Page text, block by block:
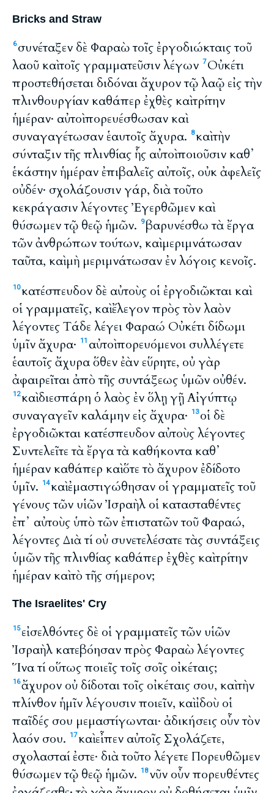
Bricks and Straw
6 συνέταξεν δὲ Φαραὼ τοῖς ἐργοδιώκταις τοῦ
λαοῦ καὶ τοῖς γραμματεῦσιν λέγων 7 Οὐκέτι
προστεθήσεται διδόναι ἄχυρον τῷ λαῷ εἰς τὴν
πλινθουργίαν καθάπερ ἐχθὲς καὶ τρίτην
ἡμέραν· αὐτοὶ πορευέσθωσαν καὶ
συναγαγέτωσαν ἑαυτοῖς ἄχυρα.
8καὶ τὴν
σύνταξιν τῆς πλινθίας ἧς αὐτοὶ ποιοῦσιν καθ᾽
ἑκάστην ἡμέραν ἐπιβαλεῖς αὐτοῖς, οὐκ ἀφελεῖς
οὐδέν· σχολάζουσιν γάρ, διὰ τοῦτο
κεκράγασιν λέγοντες Ἐγερθῶμεν καὶ
θύσωμεν τῷ θεῷ ἡμῶν.
9 βαρυνέσθω τὰ ἔργα
τῶν ἀνθρώπων τούτων, καὶ μεριμνάτωσαν
ταῦτα, καὶ μὴ μεριμνάτωσαν ἐν λόγοις κενοῖς.
10κατέσπευδον δὲ αὐτοὺς οἱ ἐργοδιῶκται καὶ
οἱ γραμματεῖς, καὶ ἔλεγον πρὸς τὸν λαὸν
λέγοντες Τάδε λέγει Φαραώ Οὐκέτι δίδωμι
ὑμῖν ἄχυρα·
11 αὐτοὶ πορευόμενοι συλλέγετε
ἑαυτοῖς ἄχυρα ὅθεν ἐὰν εὕρητε, οὐ γὰρ
ἀφαιρεῖται ἀπὸ τῆς συντάξεως ὑμῶν οὐθέν.
12καὶ διεσπάρη ὁ λαὸς ἐν ὅλῃ γῇ Αἰγύπτῳ
συναγαγεῖν καλάμην εἰς ἄχυρα·
13 οἱ δὲ
ἐργοδιῶκται κατέσπευδον αὐτοὺς λέγοντες
Συντελεῖτε τὰ ἔργα τὰ καθήκοντα καθ᾽
ἡμέραν καθάπερ καὶ ὅτε τὸ ἄχυρον ἐδίδοτο
ὑμῖν.
14καὶ ἐμαστιγώθησαν οἱ γραμματεῖς τοῦ
γένους τῶν υἱῶν Ἰσραὴλ οἱ κατασταθέντες
ἐπ᾽ αὐτοὺς ὑπὸ τῶν ἐπιστατῶν τοῦ Φαραώ,
λέγοντες Διὰ τί οὐ συνετελέσατε τὰς συντάξεις
ὑμῶν τῆς πλινθίας καθάπερ ἐχθὲς καὶ τρίτην
ἡμέραν καὶ τὸ τῆς σήμερον;
The Israelites' Cry
15 εἰσελθόντες δὲ οἱ γραμματεῖς τῶν υἱῶν
Ἰσραὴλ κατεβόησαν πρὸς Φαραὼ λέγοντες
Ἵνα τί οὕτως ποιεῖς τοῖς σοῖς οἰκέταις;
16ἄχυρον οὐ δίδοται τοῖς οἰκέταις σου, καὶ τὴν
πλίνθον ἡμῖν λέγουσιν ποιεῖν, καὶ ἰδοὺ οἱ
παῖδές σου μεμαστίγωνται· ἀδικήσεις οὖν τὸν
λαόν σου.
17καὶ εἶπεν αὐτοῖς Σχολάζετε,
σχολασταί ἐστε· διὰ τοῦτο λέγετε Πορευθῶμεν
θύσωμεν τῷ θεῷ ἡμῶν.
18 νῦν οὖν πορευθέντες